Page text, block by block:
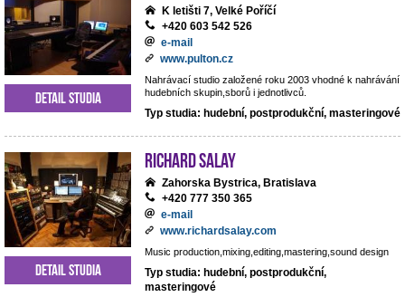
K letišti 7, Velké Poříčí
+420 603 542 526
e-mail
www.pulton.cz
Nahrávací studio založené roku 2003 vhodné k nahrávání
hudebních skupin,sborů i jednotlivců.
Typ studia: hudební, postprodukční, masteringové
Detail studia
RICHARD SALAY
Zahorska Bystrica, Bratislava
+420 777 350 365
e-mail
www.richardsalay.com
Music production,mixing,editing,mastering,sound design
Typ studia: hudební, postprodukční,
masteringové
Detail studia